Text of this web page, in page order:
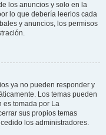
los anuncios y solo en la
lo que debería leerlos cada
y anuncios, los permisos
ya no pueden responder y
Los temas pueden
es tomada por La
sus propios temas
los administradores.